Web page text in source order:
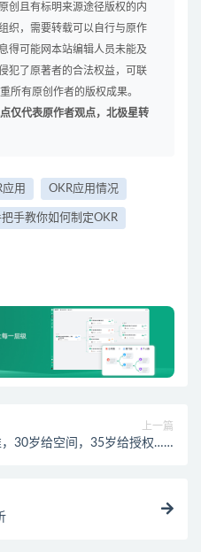
创且有标明来源途径版权的内
织，需要转载可以自行与原作
得可能网本站编辑人员未能及
犯了原著者的合法权益，可联
所有原创作者的版权成果。
仅代表原作者观点，北极星转
应用 OKR应用情况
手教你如何制定OKR
上一篇
30岁给空间，35岁给授权……